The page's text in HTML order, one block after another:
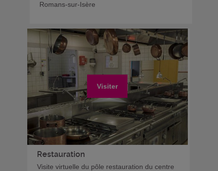
Romans-sur-Isère
Visiter
Restauration
Visite virtuelle du pôle restauration du centre